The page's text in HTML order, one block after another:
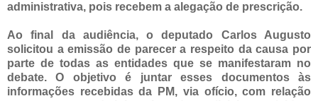
administrativa, pois recebem a alegação de prescrição.
Ao final da audiência, o deputado Carlos Augusto
solicitou a emissão de parecer a respeito da causa por
parte de todas as entidades que se manifestaram no
debate. O objetivo é juntar esses documentos às
informações recebidas da PM, via ofício, com relação